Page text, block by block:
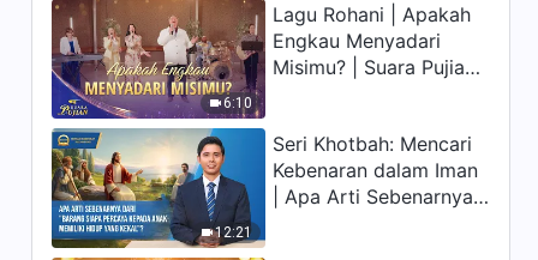
12:03
Firman Tuhan Harian:
Mengenal Tuhan | Kutipan
150
10:47
Firman Tuhan Harian:
Mengenal Tuhan | Kutipan 151
6:10
Lagu Rohani | Apakah
Engkau Menyadari
Misimu? | Suara Pujian
12:21
Seri Khotbah: Mencari
Kebenaran dalam Iman
| Apa Arti Sebenarnya